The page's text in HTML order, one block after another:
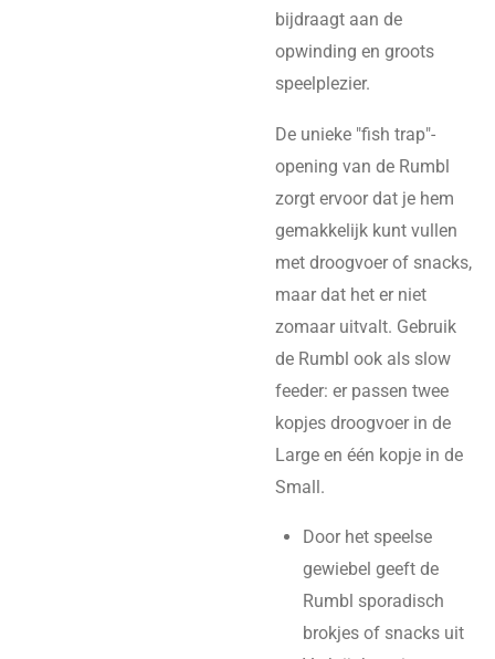
bijdraagt aan de
opwinding en groots
speelplezier.
De unieke "fish trap"-
opening van de Rumbl
zorgt ervoor dat je hem
gemakkelijk kunt vullen
met droogvoer of snacks,
maar dat het er niet
zomaar uitvalt. Gebruik
de Rumbl ook als slow
feeder: er passen twee
kopjes droogvoer in de
Large en één kopje in de
Small.
Door het speelse
gewiebel geeft de
Rumbl sporadisch
brokjes of snacks uit